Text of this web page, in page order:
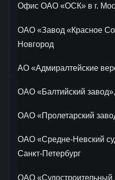
Офис OAO «ОСК» в г.
ОАО «Завод «Красное
Новгород
АO «Адмиралтейские
ОАО «Балтийский
ОАО «Пролетарский
ОАО «Средне-Невский
Санкт-Петербург
ОАО «Судостроительный